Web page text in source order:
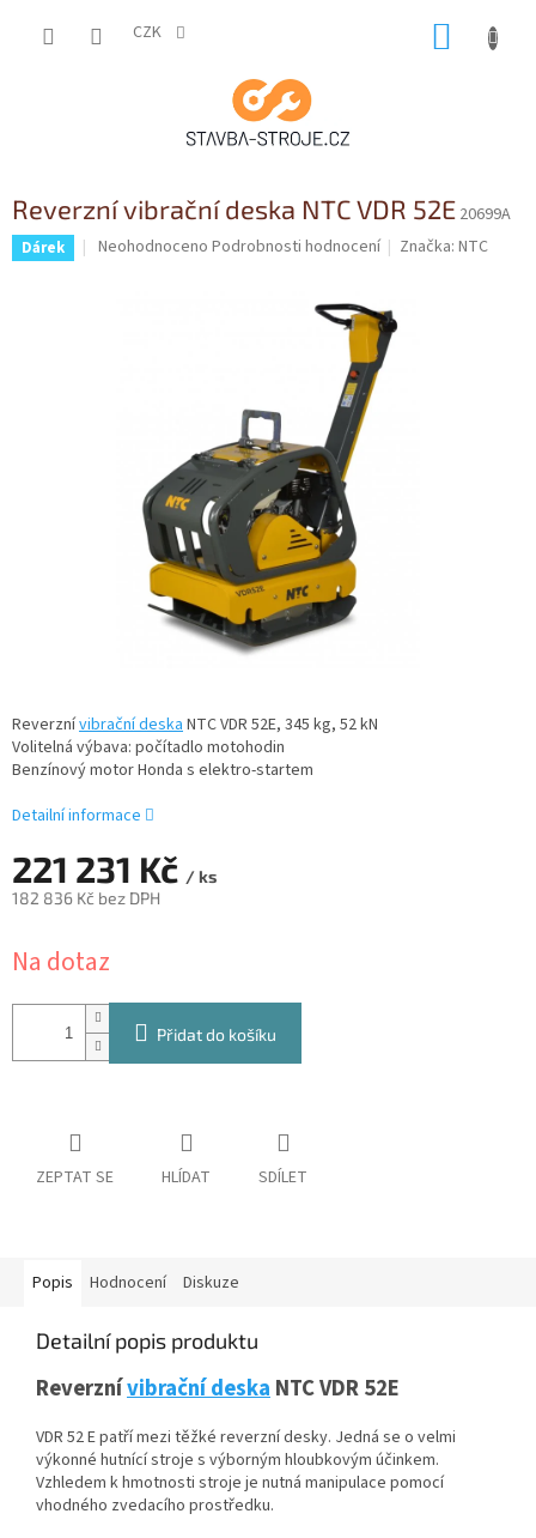
CZK
Reverzní vibrační deska NTC VDR 52E 20699A
Dárek
Průměrné
Neohodnoceno Podrobnosti hodnocení Značka:NTC
221 231 Kč / ks
182 836 Kč bez DPH
cena:
Na dotaz
Přidat do košíku
Reverznívibrační deska NTC VDR 52E, 345 kg, 52 kN
Volitelná výbava: počítadlo motohodin
Benzínový motor Honda s elektro-startem
Detailní informace
ZEPTAT SE HLÍDAT SDÍLET
Popis Hodnocení Diskuze
Detailní popis produktu
Reverznívibrační deskaNTC VDR 52E
VDR 52 E patří mezi těžké reverzní desky. Jedná se o velmi
výkonné hutnící stroje s výborným hloubkovým účinkem.
Vzhledem k hmotnosti stroje je nutná manipulace pomocí
vhodného zvedacího prostředku.